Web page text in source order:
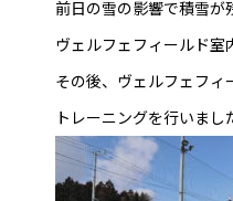
前日の雪の影響で積雪が
ヴェルフェフィールド室
その後、ヴェルフェフィ
トレーニングを行いまし